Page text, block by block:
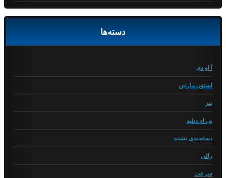
دسته‌ها
آ او دی
استون مارتین
بنز
بی ام دبلیو
دسته‌بندی نشده
رالی
سرعت